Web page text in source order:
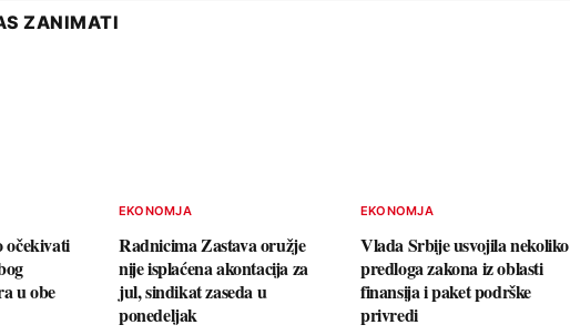
ZANIMATI
očekivati
u obe
EKONOMJA
Radnicima Zastava oružje
nije isplaćena akontacija za
jul, sindikat zaseda u
ponedeljak
EKONOMJA
Vlada Srbije usvojila nekoliko
predloga zakona iz oblasti
finansija i paket podrške
privredi